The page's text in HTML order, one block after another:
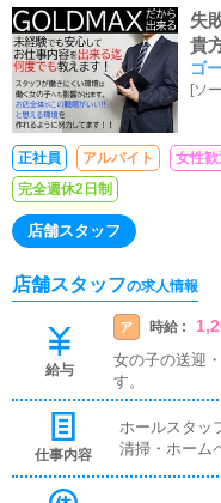
失
貴
共
時
し
ゴ
[ソ
正社員 アルバイト 女性歓
完全週休2日制
店舗スタッフ
店舗スタッフの求人情報
給与
ア 時給 :
女の子の送迎
す。
仕事内容
ホールスタッ
清掃・ホーム